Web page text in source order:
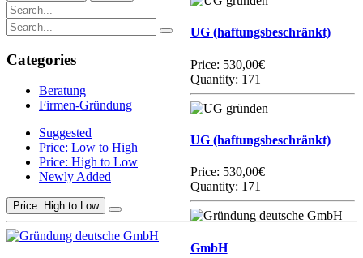
UG (haftungsbeschränkt)
Price: 530,00€
Quantity: 171
UG (haftungsbeschränkt)
Price: 530,00€
Quantity: 171
GmbH
Categories
Beratung
Firmen-Gründung
Suggested
Price: Low to High
Price: High to Low
Newly Added
Price: High to Low